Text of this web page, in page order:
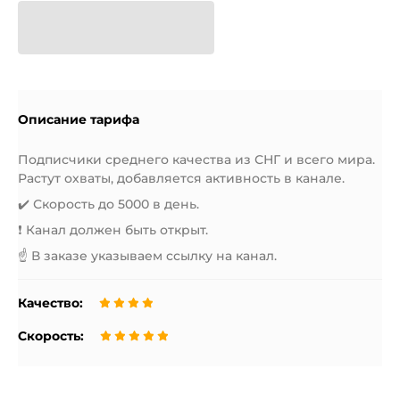
Описание тарифа
Подписчики среднего качества из СНГ и всего мира.
Растут охваты, добавляется активность в канале.
✔️ Скорость до 5000 в день.
❗️ Канал должен быть открыт.
☝️ В заказе указываем ссылку на канал.
Качество:
Скорость: